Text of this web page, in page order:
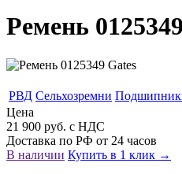
Ремень
РВД Сельхозремни
Цена
21 900 руб. с НДС
Доставка по РФ от 24 часов
В наличии Купить в 1 клик →